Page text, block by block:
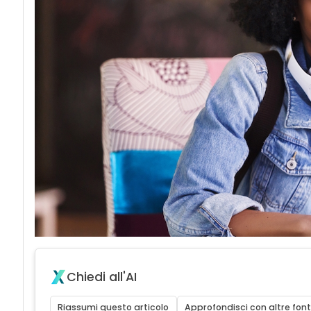
Chiedi all'AI
Riassumi questo articolo Approfondisci con altre